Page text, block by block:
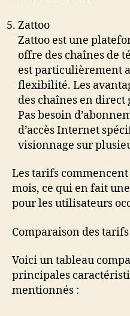
Zattoo
Zattoo est une
offre des chaînes de
est particulièrement
flexibilité. Les
des chaînes en direct
Pas besoin
d’accès Internet
visionnage sur
Les tarifs
mois, ce qui en fait
pour les utilisateurs
Comparaison des
Voici un tableau
principales
mentionnés :